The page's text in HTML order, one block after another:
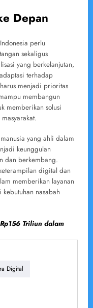
Depan
perlu
sekaligus
yang berkelanjutan,
terhadap
menjadi prioritas
membangun
memberikan solusi
yang ahli dalam
keunggulan
dan berkembang.
digital dan
memberikan layanan
nasabah
Triliun dalam
Digital